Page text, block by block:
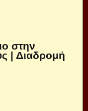
στην
| Διαδρομή